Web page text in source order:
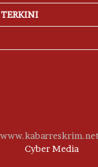
TERKINI
Cyber Media